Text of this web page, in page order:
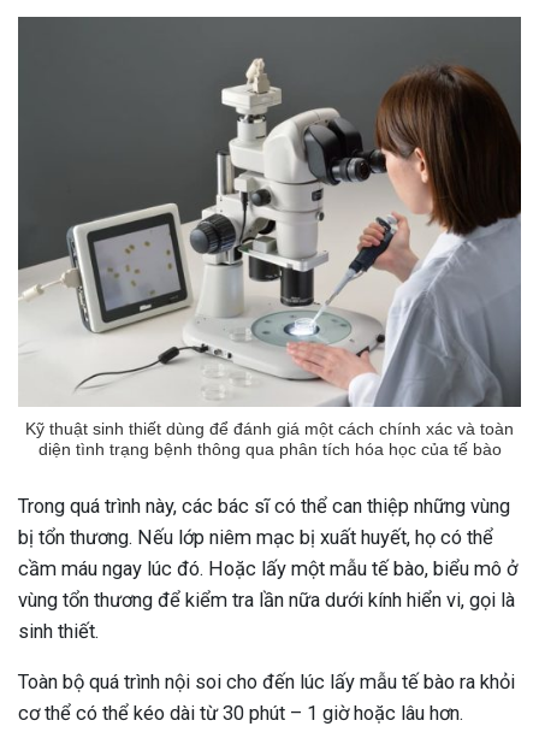
Kỹ thuật sinh thiết dùng để đánh giá một cách chính xác và toàn
diện tình trạng bệnh thông qua phân tích hóa học của tế bào
Trong quá trình này, các bác sĩ có thể can thiệp những vùng
bị tổn thương. Nếu lớp niêm mạc bị xuất huyết, họ có thể
cầm máu ngay lúc đó. Hoặc lấy một mẫu tế bào, biểu mô ở
vùng tổn thương để kiểm tra lần nữa dưới kính hiển vi, gọi là
sinh thiết.
Toàn bộ quá trình nội soi cho đến lúc lấy mẫu tế bào ra khỏi
cơ thể có thể kéo dài từ 30 phút – 1 giờ hoặc lâu hơn.